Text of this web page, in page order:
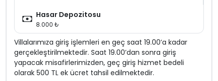
Hasar Depozitosu
8.000 ₺
Villalarımıza giriş işlemleri en geç saat 19.00’a kadar
gerçekleştirilmektedir. Saat 19.00’dan sonra giriş
yapacak misafirlerimizden, geç giriş hizmet bedeli
olarak 500 TL ek ücret tahsil edilmektedir.